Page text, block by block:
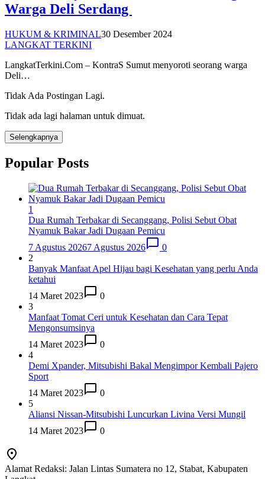
Warga Deli Serdang
HUKUM & KRIMINAL30 Desember 2024
LANGKAT TERKINI
LangkatTerkini.Com – KontraS Sumut menyoroti seorang warga
Deli…
Tidak Ada Postingan Lagi.
Tidak ada lagi halaman untuk dimuat.
Selengkapnya
Popular Posts
1
Dua Rumah Terbakar di Secanggang, Polisi Sebut Obat
Nyamuk Bakar Jadi Dugaan Pemicu
7 Agustus 20267 Agustus 2026
0
2
Banyak Manfaat Apel Hijau bagi Kesehatan yang perlu Anda
ketahui
14 Maret 2023
0
3
Manfaat Tomat Ceri untuk Kesehatan dan Cara Tepat
Mengonsumsinya
14 Maret 2023
0
4
Demi Xpander, Mitsubishi Bakal Mengimpor Kembali Pajero
Sport
14 Maret 2023
0
5
Aliansi Nissan-Mitsubishi Luncurkan Livina Versi Mungil
14 Maret 2023
0
Alamat Redaksi: Jalan Lintas Sumatera no 12, Stabat, Kabupaten